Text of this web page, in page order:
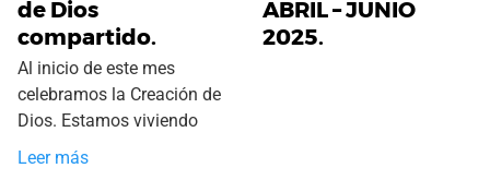
de Dios
compartido.
Al inicio de este mes
celebramos la Creación de
Dios. Estamos viviendo
Leer más
ABRIL – JUNIO
2025.